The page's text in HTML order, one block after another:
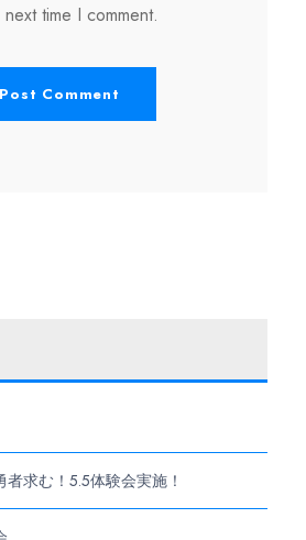
time I comment.
求む！5.5体験会実施！